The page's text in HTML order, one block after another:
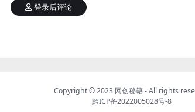
登录后评论
Copyright © 2023 网创秘籍- All rights
黔ICP备2022005028号-8